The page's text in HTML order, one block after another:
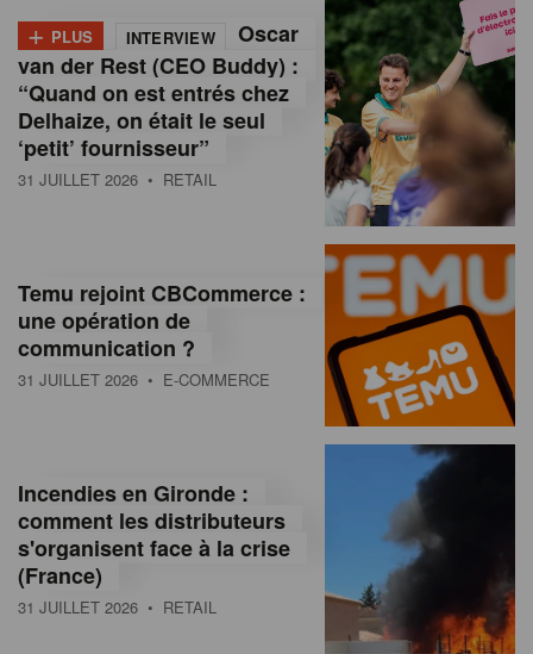
o
n
d
o
M
a
g
n
e
+ PLUS INTERVIEW
Oscar
van der Rest (CEO Buddy) :
“Quand on est entrés chez
Delhaize, on était le seul
‘petit’ fournisseur”
31 JUILLET 2026 • RETAIL
Temu rejoint CBCommerce :
une opération de
communication ?
31 JUILLET 2026 • E-COMMERCE
Incendies en Gironde :
comment les distributeurs
s'organisent face à la crise
(France)
31 JUILLET 2026 • RETAIL